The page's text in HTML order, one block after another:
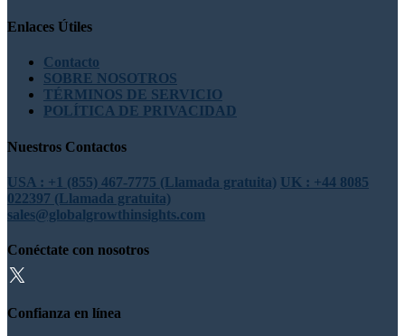
Enlaces Útiles
Contacto
SOBRE NOSOTROS
TÉRMINOS DE SERVICIO
POLÍTICA DE PRIVACIDAD
Nuestros Contactos
USA : +1 (855) 467-7775 (Llamada gratuita) UK : +44 8085
022397 (Llamada gratuita)
sales@globalgrowthinsights.com
Conéctate con nosotros
Confianza en línea